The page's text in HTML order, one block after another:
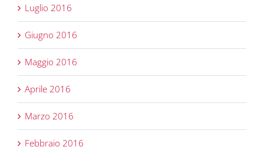
Luglio 2016
Giugno 2016
Maggio 2016
Aprile 2016
Marzo 2016
Febbraio 2016